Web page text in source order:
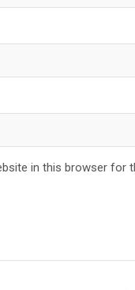
in this browser for